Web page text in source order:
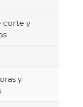
corte y
y